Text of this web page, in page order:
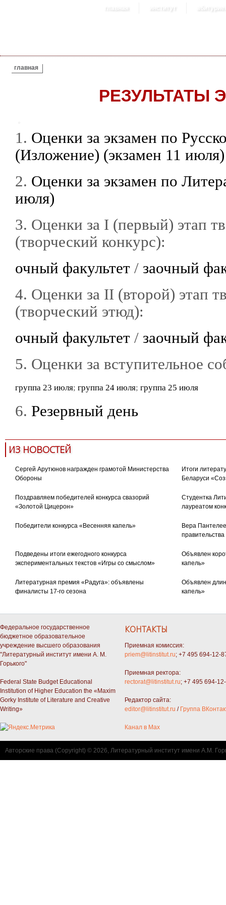
главная институт
ВЫ ЗДЕСЬ
главная
РЕЗУЛЬТАТЫ
1. Оценки за экзамен по
(Изложение) (экзамен 11 июля)
2. Оценки за экзамен по
июля)
3. Оценки за I (первый) этап
(творческий конкурс):
очный факультет/ заочный
4. Оценки за II (второй) этап
(творческий этюд):
очный факультет/ заочный
5. Оценки за вступительное
группа 23 июля; группа 24 июля; группа 25 июля
6. Резервный день
ИЗ НОВОСТЕЙ
Сергей Арутюнов награжден грамотой Министерства
Обороны
Итоги
Беларуси
Поздравляем победителей конкурса свазорий
«Золотой Цицерон»
Студентка
лауреатом
Победители конкурса «Весенняя капель»
Вера
Подведены итоги ежегодного конкурса
экспериментальных текстов «Игры со смыслом»
Объявлен
капель»
Литературная премия «Радуга»: объявлены
финалисты 17-го сезона
Объявлен
капель»
Федеральное государственное
бюджетное образовательное
учреждение высшего образования
"Литературный институт имени А. М.
Горького"
Federal State Budget Educational
Institution of Higher Education the «Maxim
Gorky Institute of Literature and Creative
Writing»
КОНТАКТЫ
Приемная комиссия:
priem@litinstitut.ru; +7 495 694-12-
Приемная ректора:
rectorat@litinstitut.ru; +7 495 694-
Редактор сайта:
editor@litinstitut.ru / Группа
Канал в Max
Авторские права (Copyright) © 2026, Литературный институт имени А.М.